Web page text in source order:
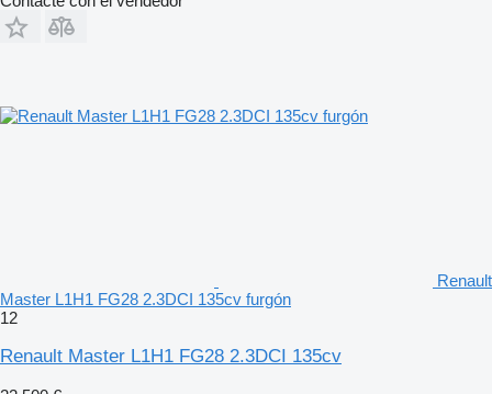
Renault
Master L1H1 FG28 2.3DCI 135cv furgón
12
Renault Master L1H1 FG28 2.3DCI 135cv